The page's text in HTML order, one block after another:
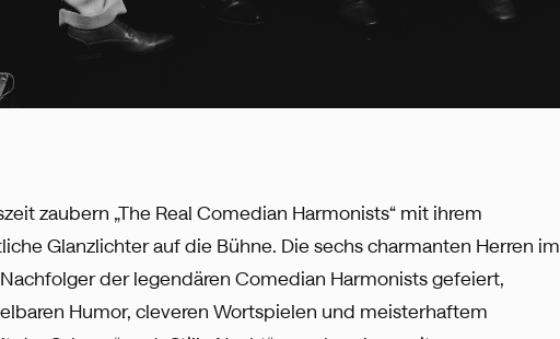
zaubern „The Real Comedian‬‭ Harmonists“ mit ihrem
Glanzlichter auf die Bühne.‬‭ Die sechs charmanten Herren im
der legendären Comedian Harmonists gefeiert,
Humor, cleveren Wortspielen und‬‭ meisterhaftem